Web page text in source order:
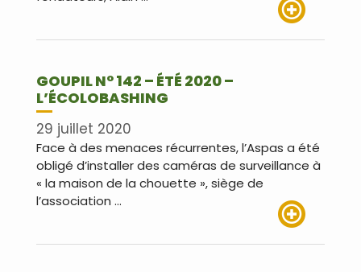
GOUPIL N° 142 – ÉTÉ 2020 –
L’ÉCOLOBASHING
29 juillet 2020
Face à des menaces récurrentes, l’Aspas a été
obligé d’installer des caméras de surveillance à
« la maison de la chouette », siège de
l’association …